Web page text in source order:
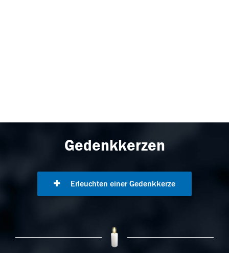
Gedenkkerzen
Erleuchten einer Gedenkkerze